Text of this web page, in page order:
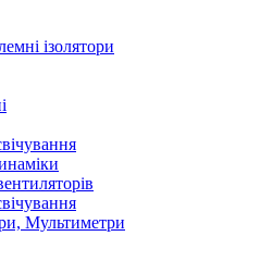
ізолятори
Мультиметри